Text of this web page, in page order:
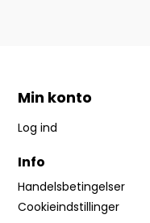
Min konto
Log ind
Info
Handelsbetingelser
Cookieindstillinger